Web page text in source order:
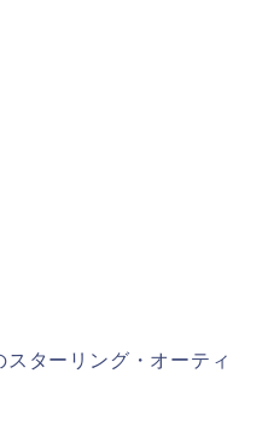
ターリング・オーティ